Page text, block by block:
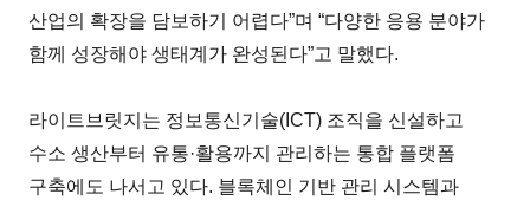
산업의 확장을 담보하기 어렵다”며 “다양한 응용 분야가
함께 성장해야 생태계가 완성된다”고 말했다.
라이트브릿지는 정보통신기술(ICT) 조직을 신설하고
수소 생산부터 유통·활용까지 관리하는 통합 플랫폼
구축에도 나서고 있다. 블록체인 기반 관리 시스템과